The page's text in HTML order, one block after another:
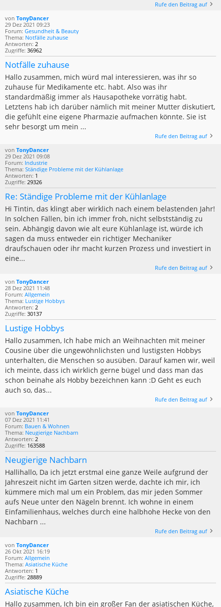
Rufe den Beitrag auf
von TonyDancer
29 Dez 2021 09:23
Forum: Gesundheit & Beauty
Thema: Notfälle zuhause
Antworten: 2
Zugriffe: 36962
Notfälle zuhause
Hallo zusammen, mich würd mal interessieren, was ihr so
zuhause für Medikamente etc. habt. Also was ihr
standardmäßig immer als Hausapotheke vorrätig habt.
Letztens hab ich darüber nämlich mit meiner Mutter diskutiert,
die gefühlt eine eigene Pharmazie aufmachen könnte. Sie ist
sehr besorgt um mein ...
Rufe den Beitrag auf
von TonyDancer
29 Dez 2021 09:08
Forum: Industrie
Thema: Ständige Probleme mit der Kühlanlage
Antworten: 1
Zugriffe: 29326
Re: Ständige Probleme mit der Kühlanlage
Hi Tintin, das klingt aber wirklich nach einem belastenden Jahr!
In solchen Fällen, bin ich immer froh, nicht selbstständig zu
sein. Abhängig davon wie alt eure Kühlanlage ist, würde ich
sagen da muss entweder ein richtiger Mechaniker
draufschauen oder ihr macht kurzen Prozess und investiert in
eine...
Rufe den Beitrag auf
von TonyDancer
28 Dez 2021 11:48
Forum: Allgemein
Thema: Lustige Hobbys
Antworten: 2
Zugriffe: 30137
Lustige Hobbys
Hallo zusammen, Ich habe mich an Weihnachten mit meiner
Cousine über die ungewöhnlichsten und lustigsten Hobbys
unterhalten, die Menschen so ausüben. Darauf kamen wir, weil
ich meinte, dass ich wirklich gerne bügel und dass man das
schon beinahe als Hobby bezeichnen kann :D Geht es euch
auch so, das...
Rufe den Beitrag auf
von TonyDancer
07 Dez 2021 11:41
Forum: Bauen & Wohnen
Thema: Neugierige Nachbarn
Antworten: 2
Zugriffe: 163588
Neugierige Nachbarn
Hallihallo, Da ich jetzt erstmal eine ganze Weile aufgrund der
Jahreszeit nicht im Garten sitzen werde, dachte ich mir, ich
kümmere mich mal um ein Problem, das mir jeden Sommer
aufs Neue unter den Nägeln brennt. Ich wohne in einem
Einfamilienhaus, welches durch eine halbhohe Hecke von den
Nachbarn ...
Rufe den Beitrag auf
von TonyDancer
26 Okt 2021 16:19
Forum: Allgemein
Thema: Asiatische Küche
Antworten: 1
Zugriffe: 28889
Asiatische Küche
Hallo zusammen, Ich bin ein großer Fan der asiatischen Küche,